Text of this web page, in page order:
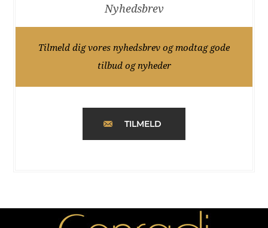
Nyhedsbrev
Tilmeld dig vores nyhedsbrev og modtag gode
tilbud og nyheder
TILMELD